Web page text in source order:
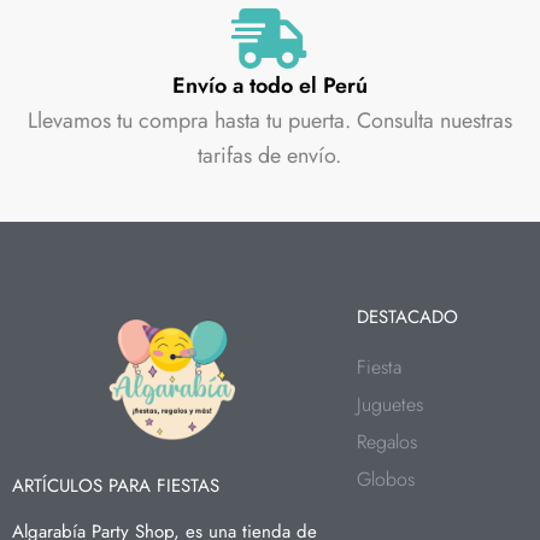
Envío a todo el Perú
Llevamos tu compra hasta tu puerta. Consulta nuestras
tarifas de envío.
ARTÍCULOS PARA FIESTAS
Algarabía Party Shop, es una tienda de
DESTACADO
Fiesta
Juguetes
Regalos
Globos